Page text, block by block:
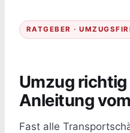
RATGEBER ·
Umzug
Anleitung
Fast alle